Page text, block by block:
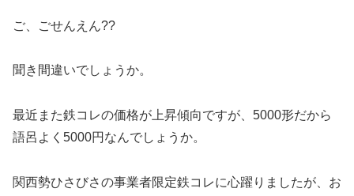
ご、ごせんえん??
聞き間違いでしょうか。
最近また鉄コレの価格が上昇傾向ですが、5000形だから
語呂よく5000円なんでしょうか。
関西勢ひさびさの事業者限定鉄コレに心躍りましたが、お